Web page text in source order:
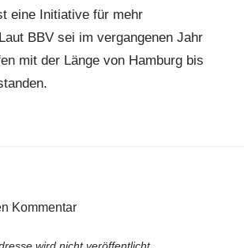
eine Initiative für mehr
BBV sei im vergangenen Jahr
mit der Länge von Hamburg bis
Kommentar